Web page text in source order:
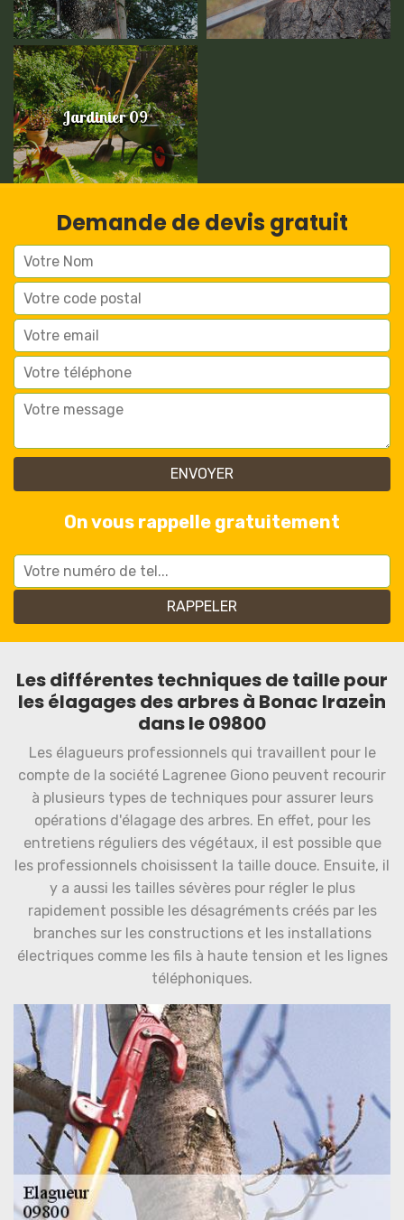
Jardinier 09
Demande de devis gratuit
On vous rappelle gratuitement
Les différentes techniques de taille pour
les élagages des arbres à Bonac Irazein
dans le 09800
Les élagueurs professionnels qui travaillent pour le
compte de la société Lagrenee Giono peuvent recourir
à plusieurs types de techniques pour assurer leurs
opérations d'élagage des arbres. En effet, pour les
entretiens réguliers des végétaux, il est possible que
les professionnels choisissent la taille douce. Ensuite, il
y a aussi les tailles sévères pour régler le plus
rapidement possible les désagréments créés par les
branches sur les constructions et les installations
électriques comme les fils à haute tension et les lignes
téléphoniques.